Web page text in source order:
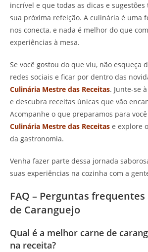
incrível e que todas as dicas e
sua próxima refeição. A culinária é uma
nos conecta, e nada é melhor do que
experiências à mesa.
Se você gostou do que viu, não esqueça
redes sociais e ficar por dentro das
Culinária Mestre das Receitas. Junte-se
e descubra receitas únicas que vão
Acompanhe o que preparamos para
Culinária Mestre das Receitas e explore
da gastronomia.
Venha fazer parte dessa jornada
suas experiências na cozinha com a
FAQ – Perguntas
de Caranguejo
Qual é a melhor carne de
na receita?